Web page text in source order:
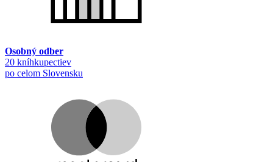
Osobný odber
20 kníhkupectiev
po celom Slovensku